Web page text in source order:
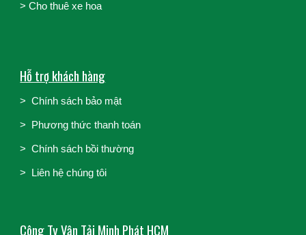
>Cho thuê xe hoa
Hỗ trợ khách hàng
> Chính sách bảo mật
> Phương thức thanh toán
>Chính sách bồi thường
> Liên hệ chúng tôi
Công Ty Vận Tải Minh Phát HCM